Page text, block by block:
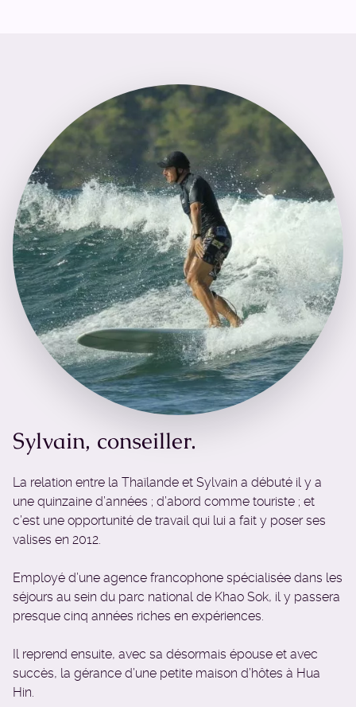
Sylvain, conseiller.
La relation entre la Thaïlande et Sylvain a débuté il y a
une quinzaine d’années ; d’abord comme touriste ; et
c’est une opportunité de travail qui lui a fait y poser ses
valises en 2012.
Employé d’une agence francophone spécialisée dans les
séjours au sein du parc national de Khao Sok, il y passera
presque cinq années riches en expériences.
Il reprend ensuite, avec sa désormais épouse et avec
succès, la gérance d’une petite maison d’hôtes à Hua
Hin.